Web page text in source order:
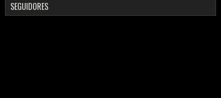
SEGUIDORES